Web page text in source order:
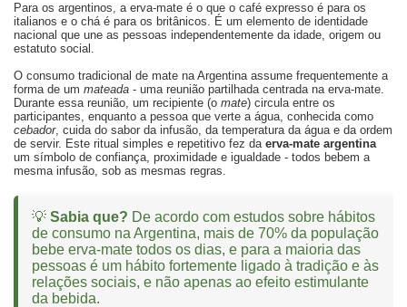
Para os argentinos, a erva-mate é o que o café expresso é para os
italianos e o chá é para os britânicos. É um elemento de identidade
nacional que une as pessoas independentemente da idade, origem ou
estatuto social.
O consumo tradicional de mate na Argentina assume frequentemente a
forma de um mateada - uma reunião partilhada centrada na erva-mate.
Durante essa reunião, um recipiente (o mate) circula entre os
participantes, enquanto a pessoa que verte a água, conhecida como
cebador, cuida do sabor da infusão, da temperatura da água e da ordem
de servir. Este ritual simples e repetitivo fez da erva-mate argentina
um símbolo de confiança, proximidade e igualdade - todos bebem a
mesma infusão, sob as mesmas regras.
💡 Sabia que? De acordo com estudos sobre hábitos
de consumo na Argentina, mais de 70% da população
bebe erva-mate todos os dias, e para a maioria das
pessoas é um hábito fortemente ligado à tradição e às
relações sociais, e não apenas ao efeito estimulante
da bebida.